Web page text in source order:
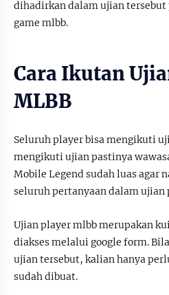
dihadirkan dalam ujian tersebut
game mlbb.
Cara Ikutan
MLBB
Seluruh player bisa mengikuti
mengikuti ujian pastinya
Mobile Legend sudah luas agar
seluruh pertanyaan dalam ujian
Ujian player mlbb merupakan
diakses melalui google form.
ujian tersebut, kalian hanya
sudah dibuat.